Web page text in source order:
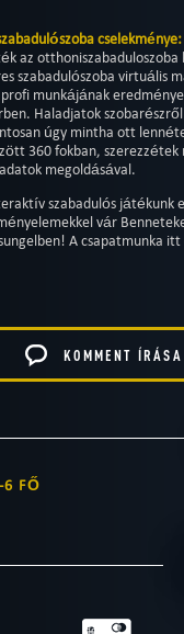
cselekménye:
az
szabadulószoba virtuális
munkájának
Haladjatok
úgy mintha ott
360 fokban,
megoldásával.
szabadulós játékunk
vár
A csapatmunka
KOMMENT ÍRÁSA
6 FŐ